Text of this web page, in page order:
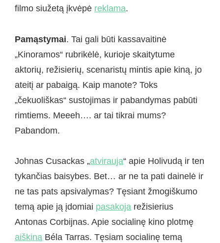
filmo siužetą įkvėpė reklama.
Pamąstymai. Tai gali būti kassavaitinė
„Kinoramos“ rubrikėlė, kurioje skaitytume
aktorių, režisierių, scenaristų mintis apie kiną, jo
ateitį ar pabaigą. Kaip manote? Toks
„čekuoliškas“ sustojimas ir pabandymas pabūti
rimtiems. Meeeh…. ar tai tikrai mums?
Pabandom.
Johnas Cusackas „atvirauja“ apie Holivudą ir ten
tykančias baisybes. Bet… ar ne ta pati dainelė ir
ne tas pats apsivalymas? Tęsiant žmogiškumo
temą apie ją įdomiai pasakoja režisierius
Antonas Corbijnas. Apie socialinę kino plotmę
aiškina Béla Tarras. Tęsiam socialinę temą